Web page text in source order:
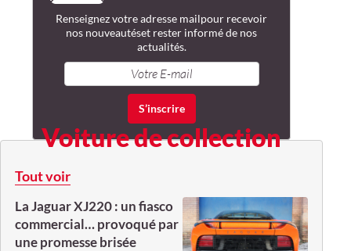
Renseignez votre adresse mailpour recevoir
nos nouveautéset rester informé de nos
actualités.
Voiture de collection
Tout voir
La Jaguar XJ220 : un fiasco
commercial… provoqué par
une promesse brisée